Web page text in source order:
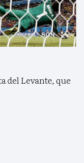
del Levante, que